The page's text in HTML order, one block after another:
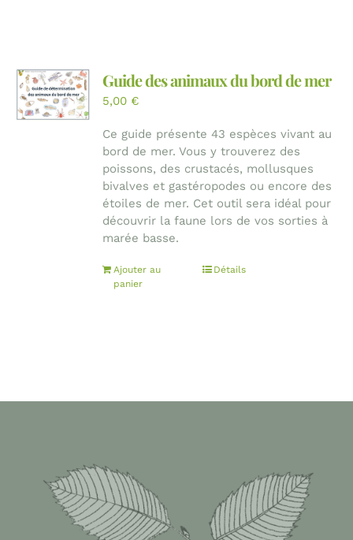
Guide des animaux du bord de mer
5,00 €
Ce guide présente 43 espèces vivant au
bord de mer. Vous y trouverez des
poissons, des crustacés, mollusques
bivalves et gastéropodes ou encore des
étoiles de mer. Cet outil sera idéal pour
découvrir la faune lors de vos sorties à
marée basse.
Ajouter au
panier
Détails